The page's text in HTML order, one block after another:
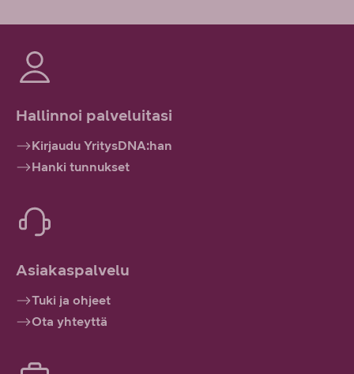
Hallinnoi palveluitasi
Kirjaudu YritysDNA:han
Hanki tunnukset
Asiakaspalvelu
Tuki ja ohjeet
Ota yhteyttä